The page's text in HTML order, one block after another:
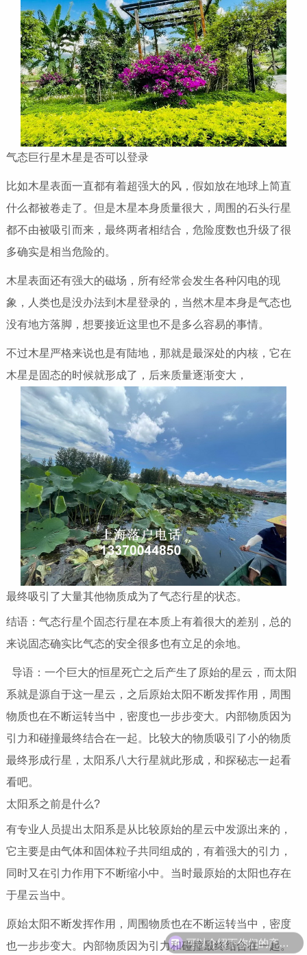
气态巨行星木星是否可以登录
比如木星表面一直都有着超强大的风，假如放在地球上简直
什么都被卷走了。但是木星本身质量很大，周围的石头行星
都不由被吸引而来，最终两者相结合，危险度数也升级了很
多确实是相当危险的。
木星表面还有强大的磁场，所有经常会发生各种闪电的现
象，人类也是没办法到木星登录的，当然木星本身是气态也
没有地方落脚，想要接近这里也不是多么容易的事情。
不过木星严格来说也是有陆地，那就是最深处的内核，它在
木星是固态的时候就形成了，后来质量逐渐变大，
最终吸引了大量其他物质成为了气态行星的状态。
结语：气态行星个固态行星在本质上有着很大的差别，总的
来说固态确实比气态的安全很多也有立足的余地。
导语：一个巨大的恒星死亡之后产生了原始的星云，而太阳
系就是源自于这一星云，之后原始太阳不断发挥作用，周围
物质也在不断运转当中，密度也一步步变大。内部物质因为
引力和碰撞最终结合在一起。比较大的物质吸引了小的物质
最终形成行星，太阳系八大行星就此形成，和探秘志一起看
看吧。
太阳系之前是什么?
有专业人员提出太阳系是从比较原始的星云中发源出来的，
它主要是由气体和固体粒子共同组成的，有着强大的引力，
同时又在引力作用下不断缩小中。当时最原始的太阳也存在
于星云当中。
原始太阳不断发挥作用，周围物质也在不断运转当中，密度
也一步步变大。内部物质因为引力和碰撞最终结合在一起。
可以介绍下你们的产品么